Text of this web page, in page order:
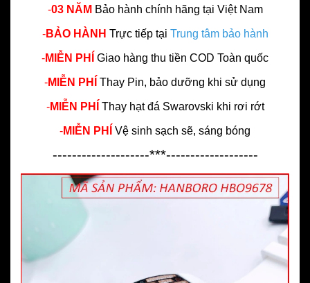
-03 NĂM Bảo hành chính hãng tại Việt Nam
-BẢO HÀNH Trực tiếp tại Trung tâm bảo hành
-MIỄN PHÍ Giao hàng thu tiền COD Toàn quốc
-MIỄN PHÍ Thay Pin, bảo dưỡng khi sử dụng
-MIỄN PHÍ Thay hạt đá Swarovski khi rơi rớt
-MIỄN PHÍ Vệ sinh sạch sẽ, sáng bóng
--------------------***-------------------